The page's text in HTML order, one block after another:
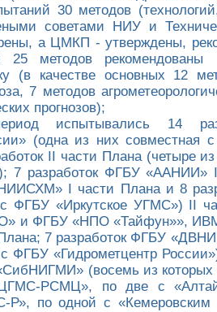
30 методов
советами НИУ и
а ЦМКП - утверждены,
25 методов
(в качестве основных 12
7 методов
прогнозов);
испытывались 14
(одна из них
II части Плана (четыре
разработок ФГБУ «ААНИИ»
I части Плана и 8
с ФГБУ «Иркутское УГМС») II
и ФГБУ «НПО «Тайфун»»,
7 разработок ФГБУ
ФГБУ «Гидрометцентр
(восемь из которых
ЦГМС-РСМЦ», по две с
Р», по одной с